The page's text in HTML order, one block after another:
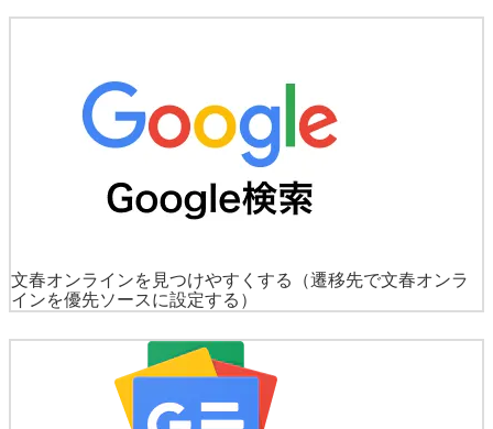
文春オンラインを見つけやすくする
（遷移先で文春オンラ
インを優先ソースに設定する）